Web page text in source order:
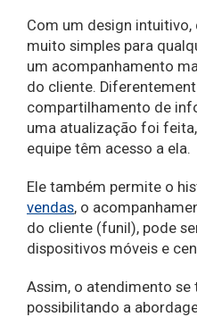
Com um design
muito simples para
um acompanhamento
do cliente.
compartilhamento de
uma atualização foi
equipe têm acesso a ela.
Ele também permite o
vendas, o
do cliente (funil), pode
dispositivos móveis e
Assim, o atendimento se
possibilitando a